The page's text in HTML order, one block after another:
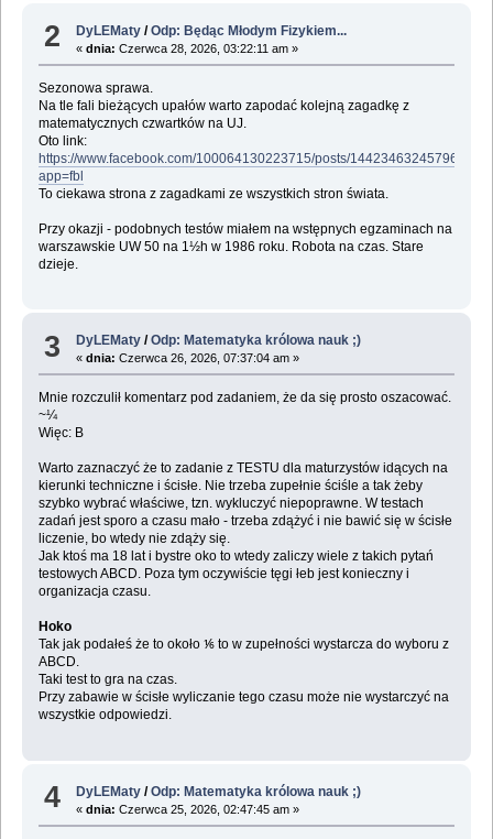
2 DyLEMaty /Odp: Będąc Młodym Fizykiem...
«dnia: Czerwca 28, 2026, 03:22:11 am »
Sezonowa sprawa.
Na tle fali bieżących upałów warto zapodać kolejną zagadkę z
matematycznych czwartków na UJ.
Oto link:
https://www.facebook.com/100064130223715/posts/1442346324579695/?
app=fbl
To ciekawa strona z zagadkami ze wszystkich stron świata.
Przy okazji - podobnych testów miałem na wstępnych egzaminach na
warszawskie UW 50 na 1½h w 1986 roku. Robota na czas. Stare
dzieje.
3 DyLEMaty /Odp: Matematyka królowa nauk ;)
«dnia: Czerwca 26, 2026, 07:37:04 am »
Mnie rozczulił komentarz pod zadaniem, że da się prosto oszacować.
~¼
Więc: B
Warto zaznaczyć że to zadanie z TESTU dla maturzystów idących na
kierunki techniczne i ścisłe. Nie trzeba zupełnie ściśle a tak żeby
szybko wybrać właściwe, tzn. wykluczyć niepoprawne. W testach
zadań jest sporo a czasu mało - trzeba zdążyć i nie bawić się w ścisłe
liczenie, bo wtedy nie zdąży się.
Jak ktoś ma 18 lat i bystre oko to wtedy zaliczy wiele z takich pytań
testowych ABCD. Poza tym oczywiście tęgi łeb jest konieczny i
organizacja czasu.
Hoko
Tak jak podałeś że to około ⅙ to w zupełności wystarcza do wyboru z
ABCD.
Taki test to gra na czas.
Przy zabawie w ścisłe wyliczanie tego czasu może nie wystarczyć na
wszystkie odpowiedzi.
4 DyLEMaty /Odp: Matematyka królowa nauk ;)
«dnia: Czerwca 25, 2026, 02:47:45 am »